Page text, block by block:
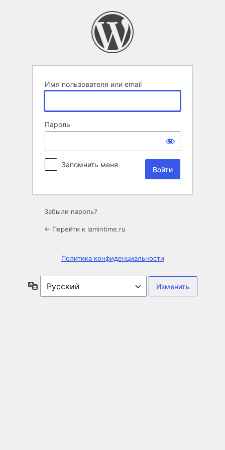
Имя пользователя или email
Пароль
Запомнить меня
Забыли пароль?
← Перейти к lamintime.ru
Политика конфиденциальности
Язык